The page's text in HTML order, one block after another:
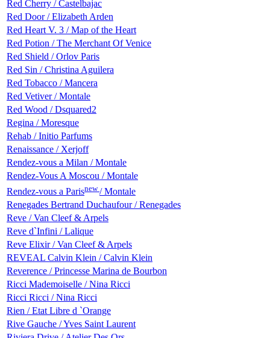
Red Cherry / Castelbajac
Red Door / Elizabeth Arden
Red Heart V. 3 / Map of the Heart
Red Potion / The Merchant Of Venice
Red Shield / Orlov Paris
Red Sin / Christina Aguilera
Red Tobacco / Mancera
Red Vetiver / Montale
Red Wood / Dsquared2
Regina / Moresque
Rehab / Initio Parfums
Renaissance / Xerjoff
Rendez-vous a Milan / Montale
Rendez-Vous A Moscou / Montale
Rendez-vous a Parisnew/ Montale
Renegades Bertrand Duchaufour / Renegades
Reve / Van Cleef & Arpels
Reve d`Infini / Lalique
Reve Elixir / Van Cleef & Arpels
REVEAL Calvin Klein / Calvin Klein
Reverence / Princesse Marina de Bourbon
Ricci Mademoiselle / Nina Ricci
Ricci Ricci / Nina Ricci
Rien / Etat Libre d `Orange
Rive Gauche / Yves Saint Laurent